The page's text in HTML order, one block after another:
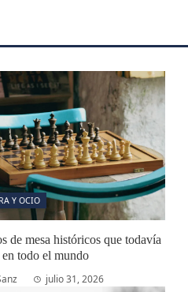
Y OCIO
de mesa históricos que todavía
en todo el mundo
julio 31, 2026